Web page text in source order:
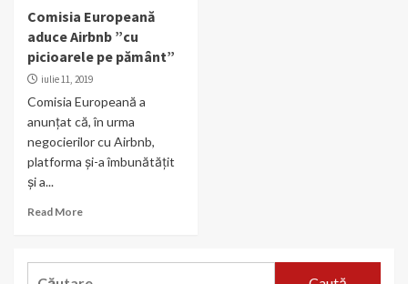
Comisia Europeană
aduce Airbnb ”cu
picioarele pe pământ”
iulie 11, 2019
Comisia Europeană a
anunțat că, în urma
negocierilor cu Airbnb,
platforma și-a îmbunătățit
și a...
Read More